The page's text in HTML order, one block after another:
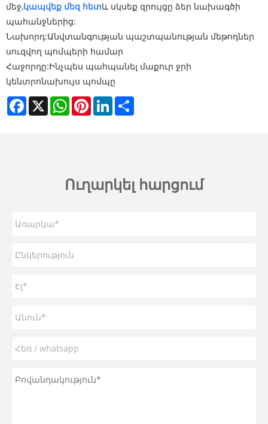
մեջ,կապվեք մեզ հետև սկսեք զրույցը ձեր նախագծի
պահանջներից:
Նախորդ:Անվտանգության պաշտպանության մեթոդներ
սուզվող պոմպերի համար
Հաջորդը:Ինչպես պահպանել մաքուր ջրի
կենտրոնախույս պոմպը
Facebook
X WhatsAppPinterestLinkedIn
Ուղարկել հարցում